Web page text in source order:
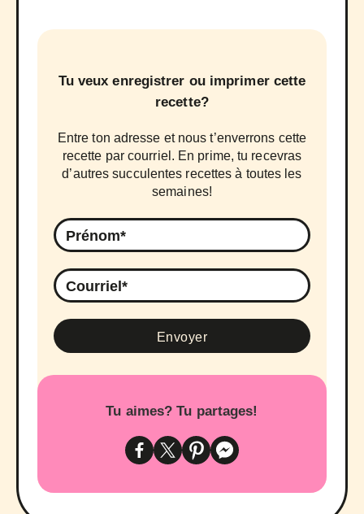
Tu veux enregistrer ou imprimer cette
recette?
Entre ton adresse et nous t’enverrons cette
recette par courriel. En prime, tu recevras
d’autres succulentes recettes à toutes les
semaines!
Tu aimes? Tu partages!